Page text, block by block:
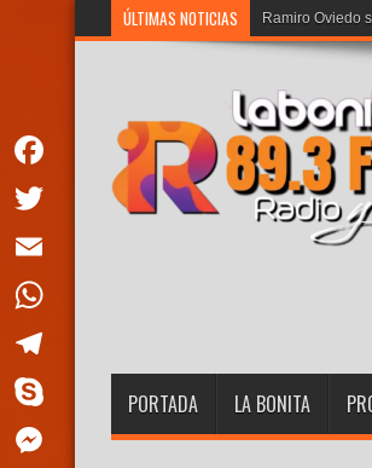
ÚLTIMAS NOTICIAS Ramiro Oviedo
PORTADA LA BONITA
Facebook
Twitter
Email
WhatsApp
Telegram
Skype